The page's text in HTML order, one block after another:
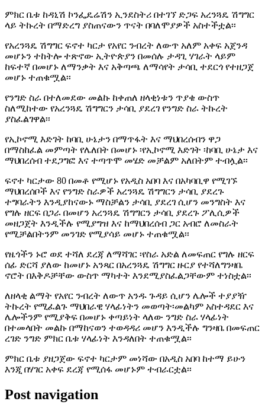
ምክር ቤቱ ከዳኒሽ ኮንፌዴሬሽን ኢንደስትሪ በተገኘ ድጋፍ አረንጓዴ ሽግግር
ላይ ትኩረት በማድረግ ያስጠናውን ጥናት በባለሞያዎች አስተችቷል፡፡
የአረንጓዴ ሽግግር ፍኖተ ካርታ የአየር ንብረት ለውጥ አለም አቀፍ አጀንዳ
መሆኑን ተከትሎ ተጽኖው ኢትዮጵያን በመሰሉ ታዳጊ ሃገራት ላይም
ከፍተኛ በመሆኑ ለማንቃት እና አቅጣጫ ለማሳየት ታሳቢ ተደርጎ የተዘጋጀ
መሆኑ ተጠቁሟል፡፡
የንግድ ስራ በተለመደው መልኩ ከቀጠለ ዘላቂነቱን ጥያቄ ውስጥ
ስለሚከተው የአረንጓዴ ሽግግርን ታሳቢ ያደረገ የንግድ ስራ ትኩረት
ያስፈልገዋል፡፡
የኢኮኖሚ እድገት ከባቢ ሁኔታን በማጥፋት እና ማህበረሰብን ዋጋ
በማስከፈል መምጣት የሌለበት በመሆኑ ፡የኢኮኖሚ እድገት ፡ከባቢ ሁኔታ እና
ማህበረሰብ ተደጋግፎ እና ተጣጥሞ መሄድ መቻልም አለበትም ተብሏል፡፡
ፍኖተ ካርታው 80 በመቶ የሚሆኑ የአዲስ አበባ እና በአካባቢዋ የሚገኙ
ማህበረሰቦች እና የንግድ ስራዎች አረንጓዴ ሽግግርን ታሳቢ ያደረጉ
ተግባራትን እንዲያከናውኑ ማስቻልን ታሳቢ ያደረገ ሲሆን መንግስት እና
የግሉ ዘርፍ በጋራ በመሆን አረንጓዴ ሽግግርን ታሳቢ ያደረጉ ፖሊሲዎች
መዘጋጀት እንዲችሉ የሚያግዝ እና ከማህበረሰብ ጋር አብሮ ለመስራት
የሚቻልበትንም መንገድ የሚያሳይ መሆኑ ተጠቁሟል፡፡
የዜጎችን ኑሮ ወደ ተሻለ ደረጃ ለማሻገር ፡የስራ አድል ለመፍጠር የግሉ ዘርፍ
ሰፊ ድርሻ ያለው ከመሆኑ አንጻር በአረንጓዴ ሽግግር ዙርያ የተሻለግንዛቤ
ኖሮት በእቅዶቻቸው ውስጥ ማካተት እንደሚያስፈልጋቸውም ተነስቷል፡፡
ለዘላቂ ልማት የአየር ንብረት ለውጥ አንዱ ጉዳይ ሲሆን ሌሎች ተያያዥ
ትኩረት የሚፈልጉ ማህበራዊ ሃላፊነትን መወጣት፡መልካም አስተዳደር እና
ሌሎችንም የሚያቅፍ በመሆኑ ቀጣይነት ላለው ንግድ ስራ ሃላፊነት
በተመላበት መልኩ በማከናወን ተወዳዳሪ መሆን እንዲችሉ ግንዛቤ በመፍጠር
ረገድ ንግድ ምክር ቤቱ ሃላፊነት እንዳለበት ተጠቁሟል፡፡
ምክር ቤቱ ያዘጋጀው ፍኖተ ካርታም መነሻው በአዲስ አበባ ከተማ ይሁን
እንጂ በሃገር አቀፍ ደረጃ የሚሰፋ መሆኑም ተብራርቷል፡፡
Post navigation